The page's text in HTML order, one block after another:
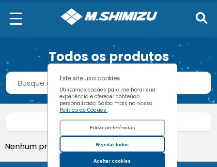
Este site usa cookies
Utilizamos cookies para melhorar sua
experiência e oferecer conteúdo
personalizado. Saiba mais na nossa
Política de Cookies .
Editar preferências
Rejeitar todos
Aceitar cookies
Todos os produtos
Procurar
Filtrar produtos
Nenhum produto encontrado.